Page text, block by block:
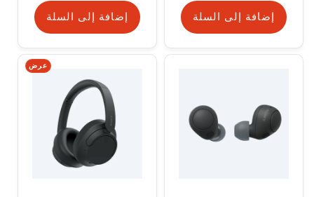
إضافة إلى السلة إضافة إلى السلة
عرض